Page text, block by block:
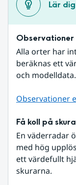
Lär
Alla orter har
beräknas ett
och modelldata.
Observationer
Få koll på
En väderradar
med hög
ett värdefullt
skurarna.